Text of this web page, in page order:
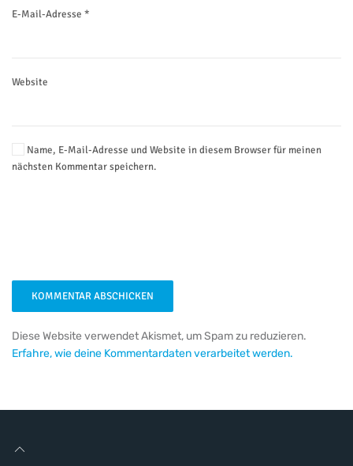
E-Mail-Adresse *
Website
Name, E-Mail-Adresse und Website in diesem Browser für meinen
nächsten Kommentar speichern.
KOMMENTAR ABSCHICKEN
Diese Website verwendet Akismet, um Spam zu reduzieren.
Erfahre, wie deine Kommentardaten verarbeitet werden.